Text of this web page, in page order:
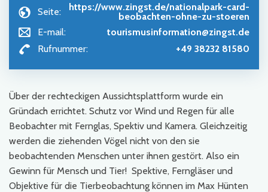
Seite:
https://www.zingst.de/nationalpark-card-
beobachten-ohne-zu-stoeren
E-mail:
tourismusinformation@zingst.de
Rufnummer:
+49 38232 81580
Über der rechteckigen Aussichtsplattform wurde ein
Gründach errichtet. Schutz vor Wind und Regen für alle
Beobachter mit Fernglas, Spektiv und Kamera. Gleichzeitig
werden die ziehenden Vögel nicht von den sie
beobachtenden Menschen unter ihnen gestört. Also ein
Gewinn für Mensch und Tier! Spektive, Ferngläser und
Objektive für die Tierbeobachtung können im Max Hünten